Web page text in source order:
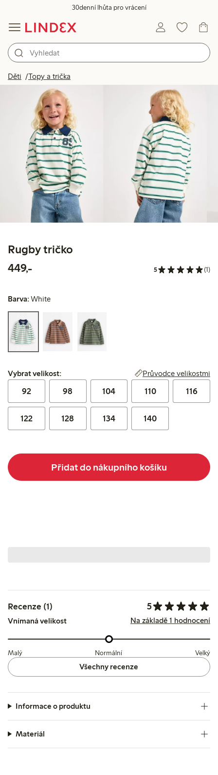
30denní lhůta pro vrácení
Děti Topy a trička
Rugby tričko
449,-449,00 Kč 5 (1)
Barva:White
Vybrat velikost:
Vybrat velikost: Průvodce velikostmi
92 98 104 110 116
122 128 134 140
Přidat do nákupního košíku
Recenze (1) 5
Vnímaná velikost Na základě 1 hodnocení
Malý Normální Velký
Všechny recenze
Informace o produktu
Materiál